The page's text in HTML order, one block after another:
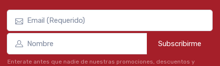
Subscribirme
Enterate antes que nadie de nuestras promociones, descuentos y